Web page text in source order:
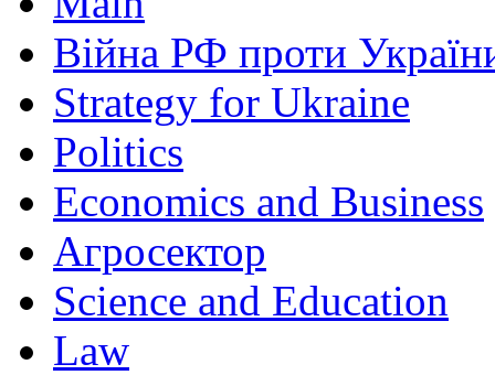
Війна РФ проти
Strategy for Ukraine
Politics
Economics and Business
Агросектор
Science and Education
Law